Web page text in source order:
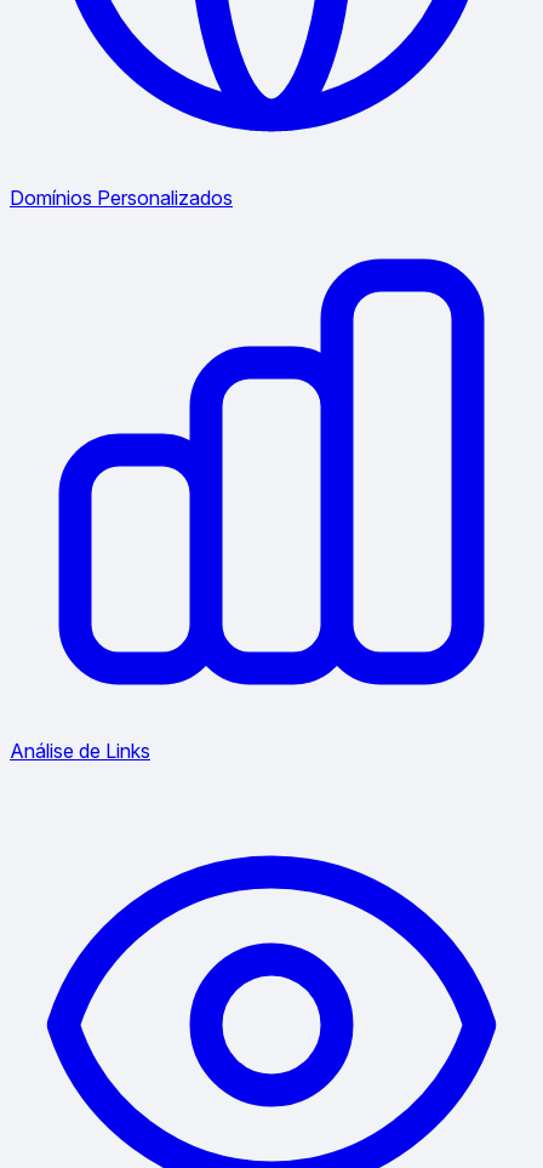
Domínios Personalizados
Análise de Links